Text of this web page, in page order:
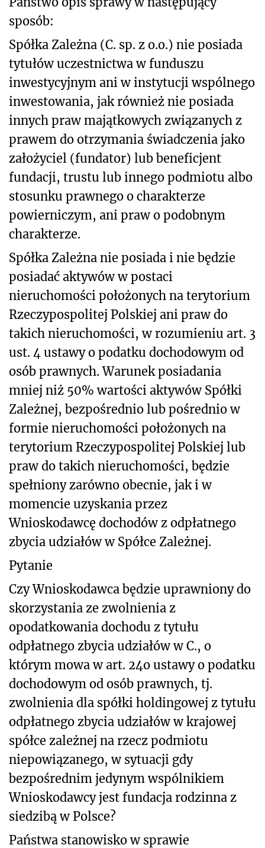
sposób:
Spółka Zależna (C. sp. z o.o.) nie posiada
tytułów uczestnictwa w funduszu
inwestycyjnym ani w instytucji wspólnego
inwestowania, jak również nie posiada
innych praw majątkowych związanych z
prawem do otrzymania świadczenia jako
założyciel (fundator) lub beneficjent
fundacji, trustu lub innego podmiotu albo
stosunku prawnego o charakterze
powierniczym, ani praw o podobnym
charakterze.
Spółka Zależna nie posiada i nie będzie
posiadać aktywów w postaci
nieruchomości położonych na terytorium
Rzeczypospolitej Polskiej ani praw do
takich nieruchomości, w rozumieniu art. 3
ust. 4 ustawy o podatku dochodowym od
osób prawnych. Warunek posiadania
mniej niż 50% wartości aktywów Spółki
Zależnej, bezpośrednio lub pośrednio w
formie nieruchomości położonych na
terytorium Rzeczypospolitej Polskiej lub
praw do takich nieruchomości, będzie
spełniony zarówno obecnie, jak i w
momencie uzyskania przez
Wnioskodawcę dochodów z odpłatnego
zbycia udziałów w Spółce Zależnej.
Pytanie
Czy Wnioskodawca będzie uprawniony do
skorzystania ze zwolnienia z
opodatkowania dochodu z tytułu
odpłatnego zbycia udziałów w C., o
którym mowa w art. 24o ustawy o podatku
dochodowym od osób prawnych, tj.
zwolnienia dla spółki holdingowej z tytułu
odpłatnego zbycia udziałów w krajowej
spółce zależnej na rzecz podmiotu
niepowiązanego, w sytuacji gdy
bezpośrednim jedynym wspólnikiem
Wnioskodawcy jest fundacja rodzinna z
siedzibą w Polsce?
Państwa stanowisko w sprawie